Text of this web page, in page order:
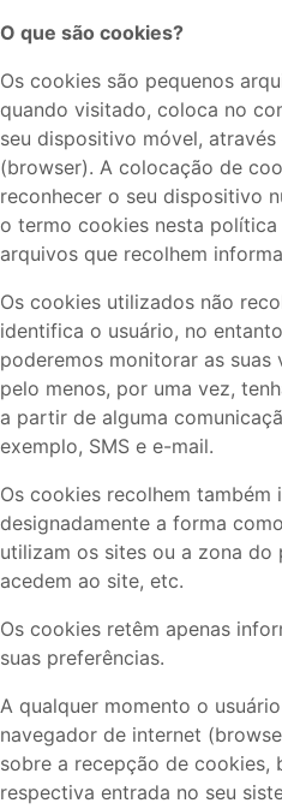
O que são cookies?
Os cookies são pequenos
quando visitado, coloca no
seu dispositivo móvel,
(browser). A colocação de
reconhecer o seu dispositivo
o termo cookies nesta
arquivos que recolhem
Os cookies utilizados não
identifica o usuário, no
poderemos monitorar as suas
pelo menos, por uma vez,
a partir de alguma
exemplo, SMS e e-mail.
Os cookies recolhem também
designadamente a forma
utilizam os sites ou a zona do
acedem ao site, etc.
Os cookies retêm apenas
suas preferências.
A qualquer momento o
navegador de internet
sobre a recepção de cookies,
respectiva entrada no seu